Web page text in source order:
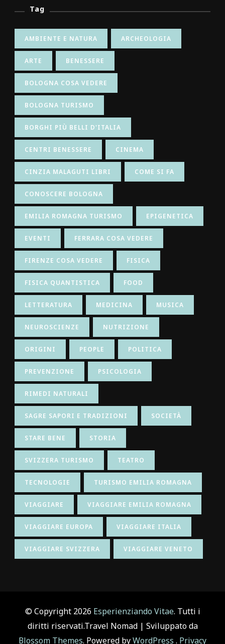
Tag
AMBIENTE E NATURA ARCHEOLOGIA
ARTE BENESSERE
BOLOGNA COSA VEDERE
BOLOGNA TURISMO
BORGHI PIÙ BELLI D'ITALIA
CENTRI BENESSERE CINEMA
CINZIA MALAGUTI LIBRI COME SI FA
CONOSCERE BOLOGNA
EMILIA ROMAGNA TURISMO EPIGENETICA
EVENTI FERRARA COSA VEDERE
FIRENZE COSA VEDERE FISICA
FISICA QUANTISTICA FOOD
LETTERATURA MEDICINA MUSICA
NEUROSCIENZE NUTRIZIONE
ORIGINI PEOPLE POLITICA
PREVENZIONE PSICOLOGIA
RIMEDI NATURALI
SAGRE SAPORI E TRADIZIONI SOCIETÀ
STARE BENE STORIA
SVIZZERA TURISMO TEATRO
TECNOLOGIE TURISMO EMILIA ROMAGNA
VIAGGIARE VIAGGIARE EMILIA ROMAGNA
VIAGGIARE EUROPA VIAGGIARE ITALIA
VIAGGIARE SVIZZERA VIAGGIARE VENETO
© Copyright 2026 Esperienziando Vitae. Tutti i
diritti riservati.Travel Nomad | Sviluppato da
Blossom Themes. Powered byWordPress . Privacy